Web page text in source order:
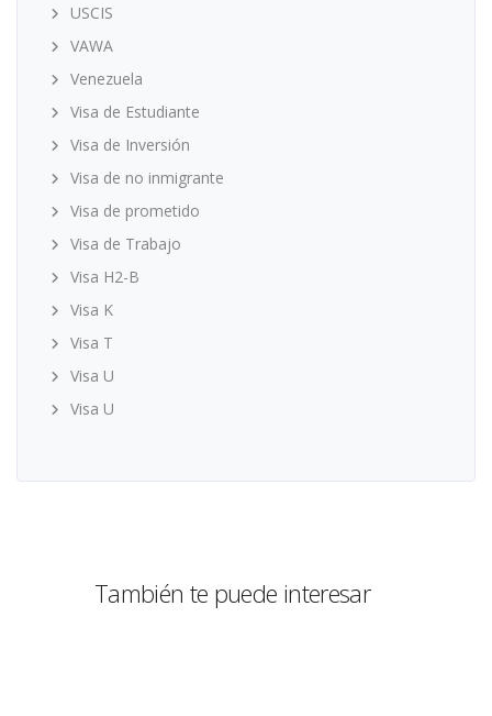
USCIS
VAWA
Venezuela
Visa de Estudiante
Visa de Inversión
Visa de no inmigrante
Visa de prometido
Visa de Trabajo
Visa H2-B
Visa K
Visa T
Visa U
Visa U
También te puede interesar